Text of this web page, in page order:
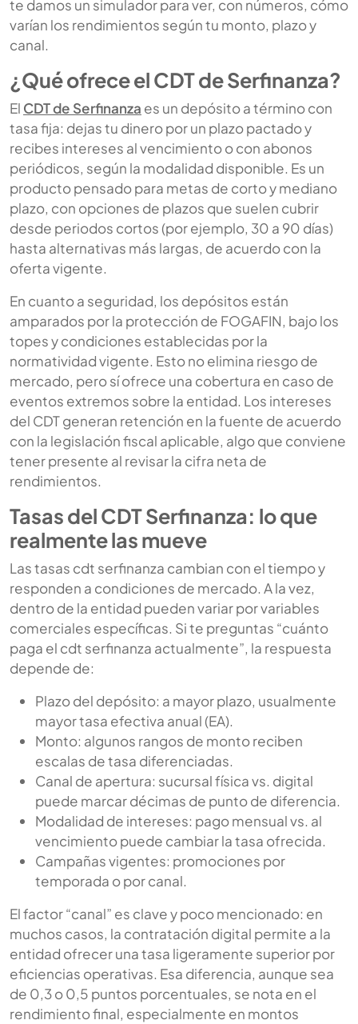
te damos un simulador para ver, con números, cómo
varían los rendimientos según tu monto, plazo y
canal.
¿Qué ofrece el CDT de Serfinanza?
El CDT de Serfinanza es un depósito a término con
tasa fija: dejas tu dinero por un plazo pactado y
recibes intereses al vencimiento o con abonos
periódicos, según la modalidad disponible. Es un
producto pensado para metas de corto y mediano
plazo, con opciones de plazos que suelen cubrir
desde periodos cortos (por ejemplo, 30 a 90 días)
hasta alternativas más largas, de acuerdo con la
oferta vigente.
En cuanto a seguridad, los depósitos están
amparados por la protección de FOGAFIN, bajo los
topes y condiciones establecidas por la
normatividad vigente. Esto no elimina riesgo de
mercado, pero sí ofrece una cobertura en caso de
eventos extremos sobre la entidad. Los intereses
del CDT generan retención en la fuente de acuerdo
con la legislación fiscal aplicable, algo que conviene
tener presente al revisar la cifra neta de
rendimientos.
Tasas del CDT Serfinanza: lo que
realmente las mueve
Las tasas cdt serfinanza cambian con el tiempo y
responden a condiciones de mercado. A la vez,
dentro de la entidad pueden variar por variables
comerciales específicas. Si te preguntas “cuánto
paga el cdt serfinanza actualmente”, la respuesta
depende de:
Plazo del depósito: a mayor plazo, usualmente
mayor tasa efectiva anual (EA).
Monto: algunos rangos de monto reciben
escalas de tasa diferenciadas.
Canal de apertura: sucursal física vs. digital
puede marcar décimas de punto de diferencia.
Modalidad de intereses: pago mensual vs. al
vencimiento puede cambiar la tasa ofrecida.
Campañas vigentes: promociones por
temporada o por canal.
El factor “canal” es clave y poco mencionado: en
muchos casos, la contratación digital permite a la
entidad ofrecer una tasa ligeramente superior por
eficiencias operativas. Esa diferencia, aunque sea
de 0,3 o 0,5 puntos porcentuales, se nota en el
rendimiento final, especialmente en montos